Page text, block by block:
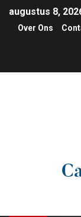
augustus 8,
Over Ons